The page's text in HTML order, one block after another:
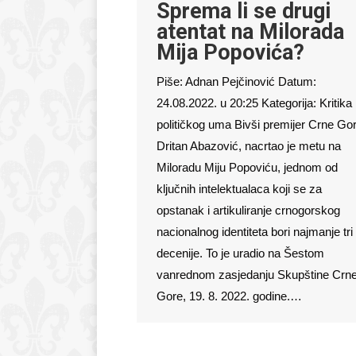
Sprema li se drugi
atentat na Milorada
Mija Popovića?
Piše: Adnan Pejčinović Datum:
24.08.2022. u 20:25 Kategorija: Kritika
političkog uma Bivši premijer Crne
Dritan Abazović, nacrtao je metu na
Miloradu Miju Popoviću, jednom od
ključnih intelektualaca koji se za
opstanak i artikuliranje crnogorskog
nacionalnog identiteta bori najmanje tri
decenije. To je uradio na Šestom
vanrednom zasjedanju Skupštine
Gore, 19. 8. 2022. godine.…